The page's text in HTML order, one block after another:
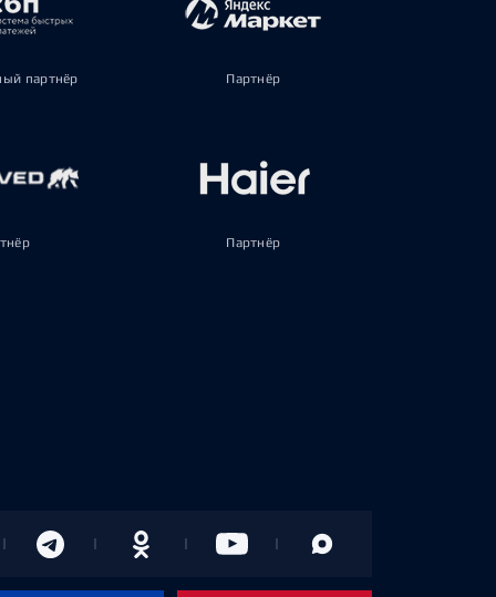
партнёр Партнёр
Партнёр